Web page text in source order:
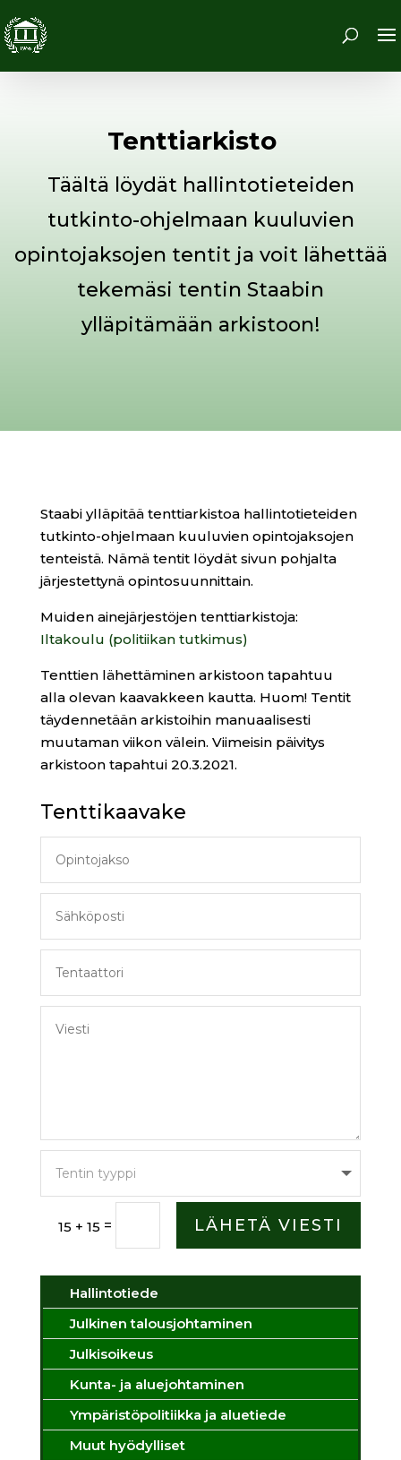
Tenttiarkisto
Täältä löydät hallintotieteiden
tutkinto-ohjelmaan kuuluvien
opintojaksojen tentit ja voit lähettää
tekemäsi tentin Staabin
ylläpitämään arkistoon!
Staabi ylläpitää tenttiarkistoa hallintotieteiden
tutkinto-ohjelmaan kuuluvien opintojaksojen
tenteistä. Nämä tentit löydät sivun pohjalta
järjestettynä opintosuunnittain.
Muiden ainejärjestöjen tenttiarkistoja:
Iltakoulu (politiikan tutkimus)
Tenttien lähettäminen arkistoon tapahtuu
alla olevan kaavakkeen kautta. Huom! Tentit
täydennetään arkistoihin manuaalisesti
muutaman viikon välein. Viimeisin päivitys
arkistoon tapahtui 20.3.2021.
Tenttikaavake
15 + 15 = LÄHETÄ VIESTI
Hallintotiede
Julkinen talousjohtaminen
Julkisoikeus
Kunta- ja aluejohtaminen
Ympäristöpolitiikka ja aluetiede
Muut hyödylliset